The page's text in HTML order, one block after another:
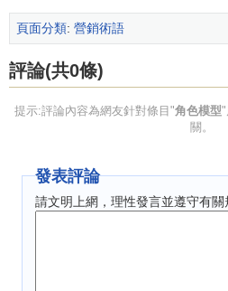
頁面分類: 營銷術語
評論(共0條)
提示:評論內容為網友針對條目"角色模型"
關。
發表評論
請文明上網，理性發言並遵守有關